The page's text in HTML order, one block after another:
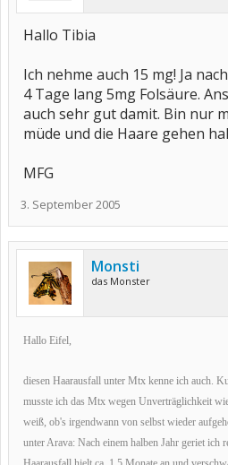
Hallo Tibia
Ich nehme auch 15 mg! Ja
4 Tage lang 5mg Folsäure.
auch sehr gut damit. Bin nur
müde und die Haare gehen
MFG
3. September 2005
Monsti
das Monster
Hallo Eifel,
diesen Haarausfall unter Mtx kenne ich auch.
musste ich das Mtx wegen Unverträglichkeit
weiß, ob's irgendwann von selbst wieder
unter Arava: Nach einem halben Jahr geriet ich